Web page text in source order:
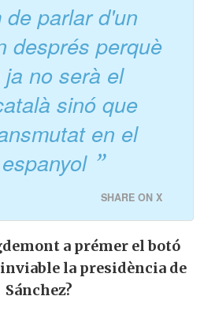
de parlar d'un
després perquè
no serà el
sinó que
en el
SHARE ON X
a prémer el botó
la presidència de
Sánchez?